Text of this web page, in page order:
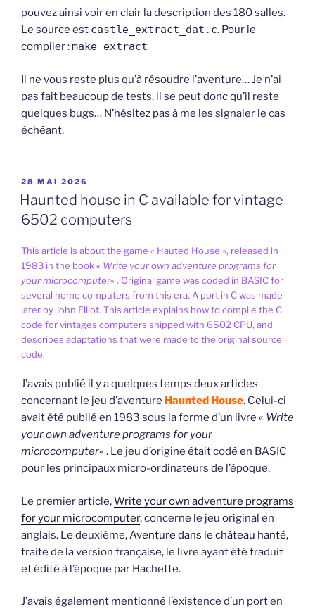
pouvez ainsi voir en clair la description des 180 salles.
Le source est castle_extract_dat.c. Pour le
compiler :make extract
Il ne vous reste plus qu’à résoudre l’aventure… Je n’ai
pas fait beaucoup de tests, il se peut donc qu’il reste
quelques bugs… N’hésitez pas à me les signaler le cas
échéant.
PUBLIÉ
LE
28 MAI 2026
Haunted house in C available for vintage
6502 computers
This article is about the game « Hauted House », released in
1983 in the book « Write your own adventure programs for
your microcomputer« . Original game was coded in BASIC for
several home computers from this era. A port in C was made
later by John Elliot. This article explains how to compile the C
code for vintages computers shipped with 6502 CPU, and
describes adaptations that were made to the original source
code.
J’avais publié il y a quelques temps deux articles
concernant le jeu d’aventure Haunted House. Celui-ci
avait été publié en 1983 sous la forme d’un livre « Write
your own adventure programs for your
microcomputer« . Le jeu d’origine était codé en BASIC
pour les principaux micro-ordinateurs de l’époque.
Le premier article,Write your own adventure programs
for your microcomputer, concerne le jeu original en
anglais. Le deuxième,Aventure dans le château hanté,
traite de la version française, le livre ayant été traduit
et édité à l’époque par Hachette.
J’avais également mentionné l’existence d’un port en